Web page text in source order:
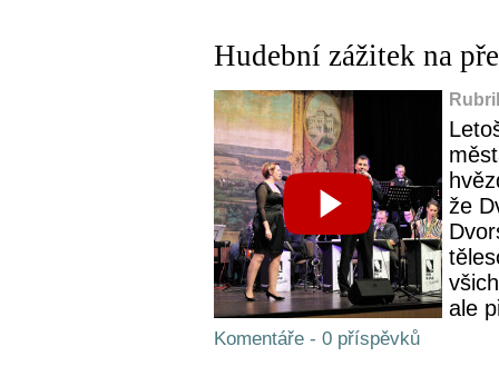
Hudební zážitek na
že
ale
Komentáře - 0 příspěvků